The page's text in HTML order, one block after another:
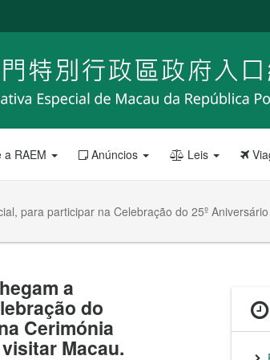
a RAEM Anúncios Leis
para participar na Celebração do 25º
a
do
Cerimónia
Macau.